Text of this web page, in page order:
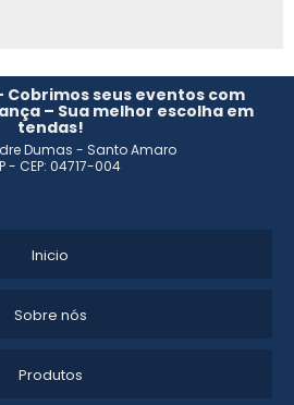
FEIRAS SP
PARA EXPOSIÇÕES
seus eventos com
– Sua melhor escolha em
tendas!
Dumas - Santo Amaro
- CEP: 04717-004
Inicio
Sobre nós
Produtos